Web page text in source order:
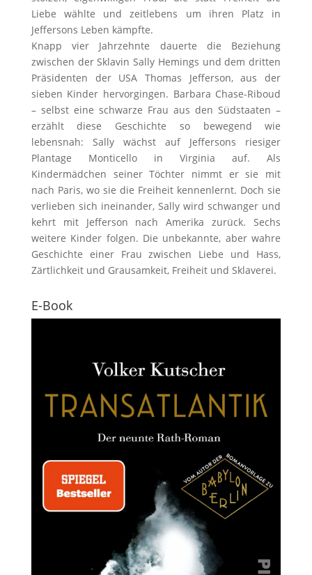
Liebe wählte und zeitlebens um ihren Platz in
Jeffersons Leben kämpfte.
Knapp vier Jahrzehnte dauerte die Beziehung
zwischen der Sklavin Sally Hemings und dem dritten
Präsidenten der USA Thomas Jefferson, aus der
sieben Kinder hervorgingen. Barbara Chase-Riboud
– selbst eine schwarze Frau aus den Südstaaten –
erzählt diese Geschichte so bewegend wie
lebensnah: Sally wächst auf Jeffersons riesiger
Plantage Monticello in Virginia auf. Als
Kindermädchen seiner Töchter nimmt er sie mit
nach Paris, wo sie die Freiheit kennenlernt. Doch sie
verlieben sich ineinander, Sally wird schwanger und
kehrt mit Jefferson nach Amerika zurück. Sechs
weitere Kinder folgen. Die unbekannte, aber wahre
Geschichte einer Frau zwischen Liebe und Hass,
Zärtlichkeit und Grausamkeit, Freiheit und Sklaverei.
E-Book